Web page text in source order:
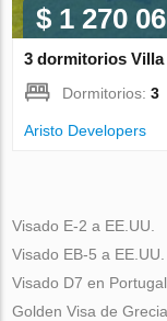
$ 1 270
3 dormitorios Villa
Dormitorios:3
Aristo Developers
Visado E-2 a EE.UU.
Visado EB-5 a EE.UU.
Visado D7 en Portugal
Golden Visa de Grecia